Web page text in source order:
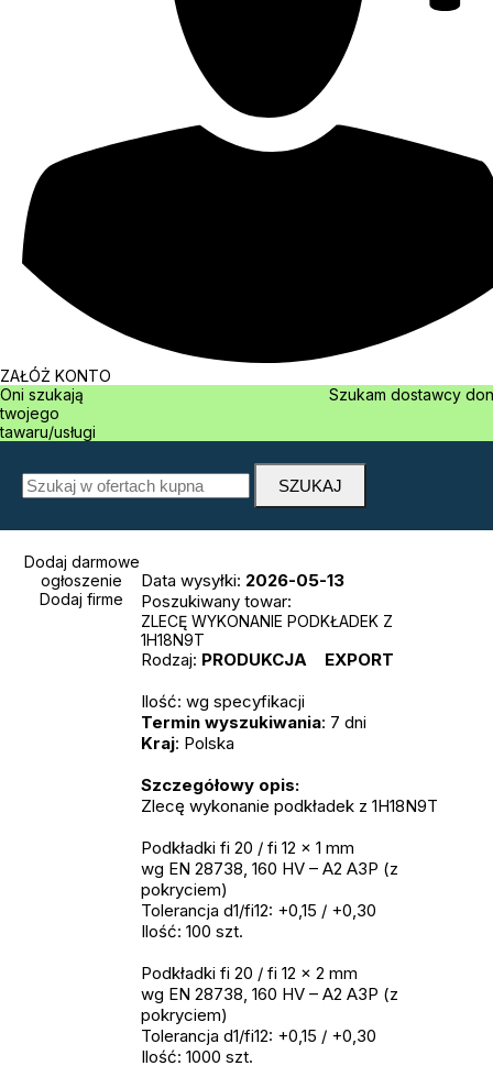
ZAŁÓŻ KONTO
Oni szukają
twojego
tawaru/usługi
Szukam
Dodaj darmowe
ogłoszenie
Dodaj firme
Data wysyłki: 2026-05-13
Poszukiwany towar:
ZLECĘ WYKONANIE PODKŁADEK Z
1H18N9T
Rodzaj: PRODUKCJA
EXPORT
Ilość: wg specyfikacji
Termin wyszukiwania: 7 dni
Kraj: Polska
Szczegółowy opis:
Zlecę wykonanie podkładek z 1H18N9T
Podkładki fi 20 / fi 12 × 1 mm
wg EN 28738, 160 HV – A2 A3P (z
pokryciem)
Tolerancja d1/fi12: +0,15 / +0,30
Ilość: 100 szt.
Podkładki fi 20 / fi 12 × 2 mm
wg EN 28738, 160 HV – A2 A3P (z
pokryciem)
Tolerancja d1/fi12: +0,15 / +0,30
Ilość: 1000 szt.